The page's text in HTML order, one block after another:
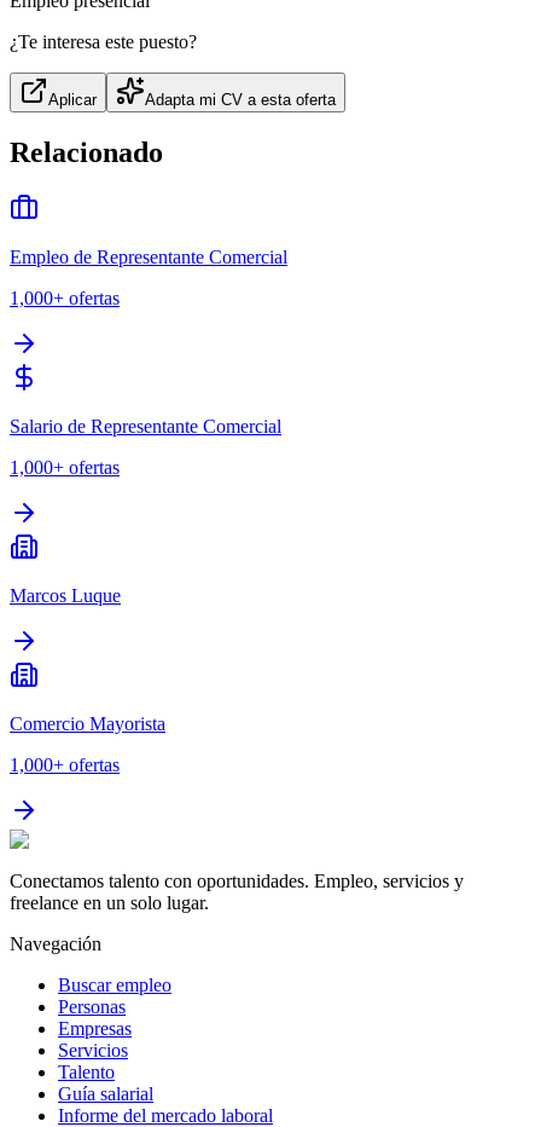
¿Te interesa este puesto?
Aplicar Adapta mi CV a esta oferta
Relacionado
Empleo de Representante Comercial
1,000+ ofertas
Salario de Representante Comercial
1,000+ ofertas
Marcos Luque
Comercio Mayorista
1,000+ ofertas
Conectamos talento con oportunidades. Empleo, servicios y
freelance en un solo lugar.
Navegación
Buscar empleo
Personas
Empresas
Servicios
Talento
Guía salarial
Informe del mercado laboral